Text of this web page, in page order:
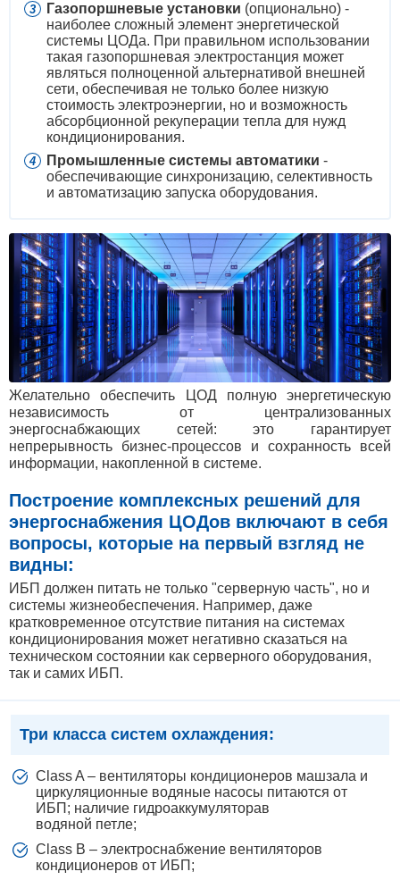
Газопоршневые установки (опционально) -
наиболее сложный элемент энергетической
системы ЦОДа. При правильном использовании
такая газопоршневая электростанция может
являться полноценной альтернативой внешней
сети, обеспечивая не только более низкую
стоимость электроэнергии, но и возможность
абсорбционной рекуперации тепла для нужд
кондиционирования.
Промышленные системы автоматики -
обеспечивающие синхронизацию, селективность
и автоматизацию запуска оборудования.
Желательно обеспечить ЦОД полную энергетическую
независимость от централизованных
энергоснабжающих сетей: это гарантирует
непрерывность бизнес-процессов и сохранность всей
информации, накопленной в системе.
Построение комплексных решений для
энергоснабжения ЦОДов включают в себя
вопросы, которые на первый взгляд не
видны:
ИБП должен питать не только "серверную часть", но и
системы жизнеобеспечения. Например, даже
кратковременное отсутствие питания на системах
кондиционирования может негативно сказаться на
техническом состоянии как серверного оборудования,
так и самих ИБП.
Три класса систем охлаждения:
Class A – вентиляторы кондиционеров машзала и
циркуляционные водяные насосы питаются от
ИБП; наличие гидроаккумуляторав
водяной петле;
Class B – электроснабжение вентиляторов
кондиционеров от ИБП;